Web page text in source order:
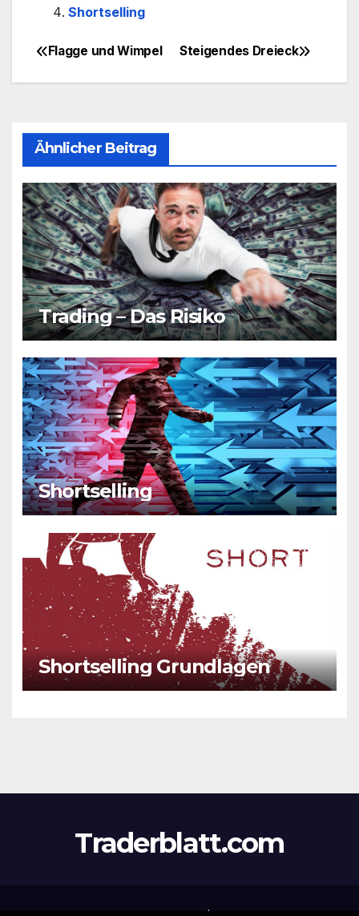
Shortselling
Beitragsnavigation
Steigendes Dreieck
Flagge und Wimpel
Ähnlicher Beitrag
Trading – Das Risiko
Shortselling
Shortselling Grundlagen
Traderblatt.com